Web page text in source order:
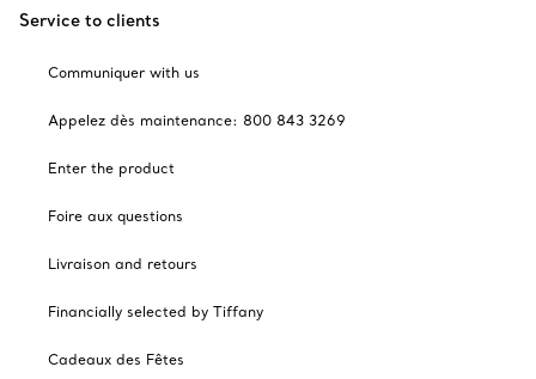
Service to clients
Communiquer with us
Appelez dès maintenance: 800 843 3269
Enter the product
Foire aux questions
Livraison and retours
Financially selected by Tiffany
Cadeaux des Fêtes